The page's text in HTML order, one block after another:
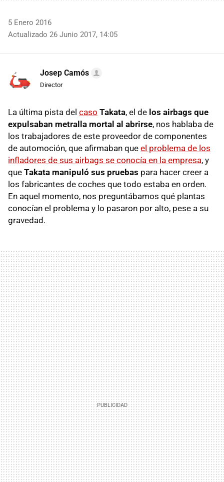
5 Enero 2016
Actualizado 26 Junio 2017, 14:05
Josep Camós
Director
La última pista del caso Takata, el de los airbags que
expulsaban metralla mortal al abrirse, nos hablaba de
los trabajadores de este proveedor de componentes
de automoción, que afirmaban que el problema de los
infladores de sus airbags se conocía en la empresa, y
que Takata manipuló sus pruebas para hacer creer a
los fabricantes de coches que todo estaba en orden.
En aquel momento, nos preguntábamos qué plantas
conocían el problema y lo pasaron por alto, pese a su
gravedad.